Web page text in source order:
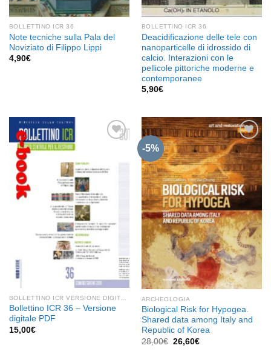
BOLLETTINO ICR 36
Note tecniche sulla Pala del
Noviziato di Filippo Lippi
4,90€
BOLLETTINO ICR 36
Deacidificazione delle tele con
nanoparticelle di idrossido di
calcio. Interazioni con le
pellicole pittoriche moderne e
contemporanee
5,90€
Aggiungi
desideri
BOLLETTINO ICR VERSIONE DIGITALE
Bollettino ICR 36 – Versione
digitale PDF
15,00€
-5%
Aggiungi
alla lista
dei
desideri
ARCHEOLOGIA
Biological Risk for Hypogea.
Shared data among Italy and
Republic of Korea
28,00€ Il
prezzo
26,60€Il